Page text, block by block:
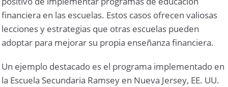
financiera en las escuelas. Estos casos ofrecen valiosas
lecciones y estrategias que otras escuelas pueden
adoptar para mejorar su propia enseñanza financiera.
Un ejemplo destacado es el programa implementado en
la Escuela Secundaria Ramsey en Nueva Jersey, EE. UU.